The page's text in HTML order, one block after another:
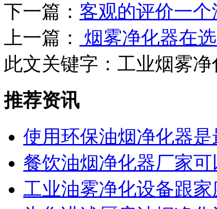
下一篇： 客观的评价一
上一篇：
烟雾净化器在
此文关键字： 工业烟雾
推荐资讯
使用环保油烟净化器
餐饮油烟净化器厂家
工业油雾净化设备跟